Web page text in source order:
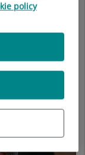
esta
policy